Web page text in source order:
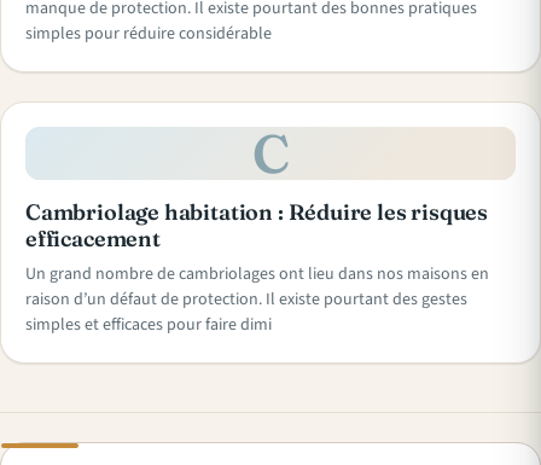
manque de protection. Il existe pourtant des bonnes pratiques
simples pour réduire considérable
C
Cambriolage habitation : Réduire les risques
efficacement
Un grand nombre de cambriolages ont lieu dans nos maisons en
raison d’un défaut de protection. Il existe pourtant des gestes
simples et efficaces pour faire dimi